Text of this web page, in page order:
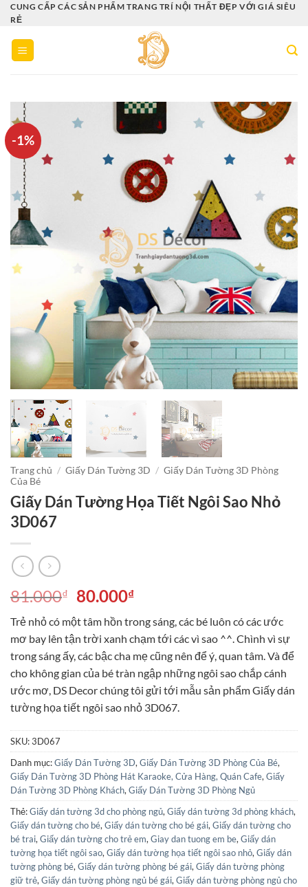
Bỏ
qua
nội
dung
CUNG CẤP CÁC SẢN PHẨM TRANG TRÍ NỘI THẤT ĐẸP VỚI GIÁ SIÊU
RẺ
-1%
Trang chủ / Giấy Dán Tường 3D / Giấy Dán Tường 3D Phòng
Của Bé
Giấy Dán Tường Họa Tiết Ngôi Sao Nhỏ
3D067
81.000₫
Giá
là:
81.000₫.
80.000₫Giá
tại
là:
80.000₫.
Trẻ nhỏ có một tâm hồn trong sáng, các bé luôn có các ước
mơ bay lên tận trời xanh chạm tới các vì sao ^^. Chình vì sự
trong sáng ấy, các bậc cha mẹ cũng nên để ý, quan tâm. Và để
cho không gian của bé tràn ngập những ngôi sao chắp cánh
ước mơ, DS Decor chúng tôi gửi tới mẫu sản phẩm Giấy dán
tường họa tiết ngôi sao nhỏ 3D067.
SKU:3D067
Danh mục:Giấy Dán Tường 3D, Giấy Dán Tường 3D Phòng Của Bé,
Giấy Dán Tường 3D Phòng Hát Karaoke, Cửa Hàng, Quán Cafe, Giấy
Dán Tường 3D Phòng Khách, Giấy Dán Tường 3D Phòng Ngủ
Thẻ:Giấy dán tường 3d cho phòng ngủ, Giấy dán tường 3d phòng khách,
Giấy dán tường cho bé, Giấy dán tường cho bé gái, Giấy dán tường cho
bé trai, Giấy dán tường cho trẻ em, Giay dan tuong em be, Giấy dán
tường họa tiết ngôi sao, Giấy dán tường họa tiết ngôi sao nhỏ, Giấy dán
tường phòng bé, Giấy dán tường phòng bé gái, Giấy dán tường phòng
giữ trẻ, Giấy dán tường phòng ngủ bé gái, Giấy dán tường phòng ngủ cho